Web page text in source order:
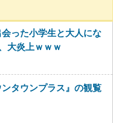
会った小学生と大人にな
大炎上ｗｗｗ
ンタウンプラス』の観覧